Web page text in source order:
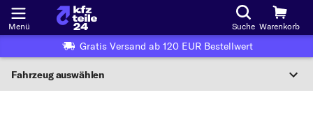
Menü Suche Warenkorb
Gratis Versand ab 120 EUR Bestellwert
Fahrzeug auswählen